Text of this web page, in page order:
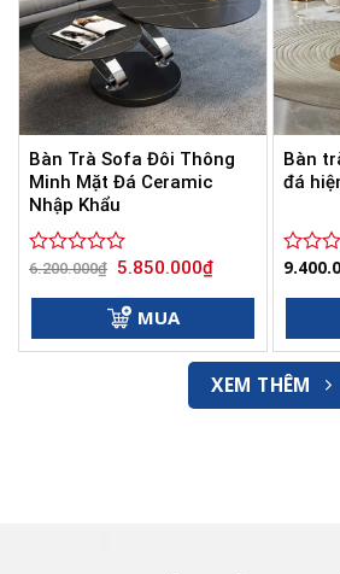
Bàn Trà Sofa Đôi Thông
Minh Mặt Đá Ceramic
Nhập Khẩu
Được
6.200.000₫ Giá
là:
6.200.000₫.
5.850.000₫Giá
hiện
tại
MUA
Bàn
đá
Được
sao
XEM THÊM